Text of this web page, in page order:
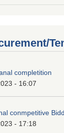
completition
- 16:07
conmpetitive
- 17:18